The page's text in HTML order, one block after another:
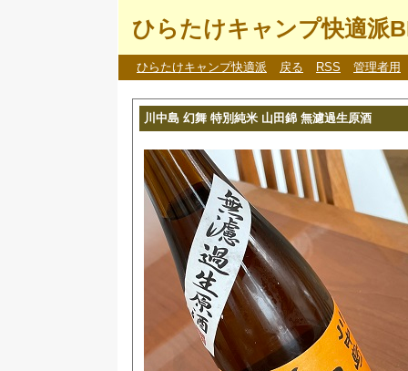
ひらたけキャンプ快適派
ひらたけキャンプ快適派 戻る RSS 管理者用
川中島 幻舞 特別純米 山田錦 無濾過生原酒